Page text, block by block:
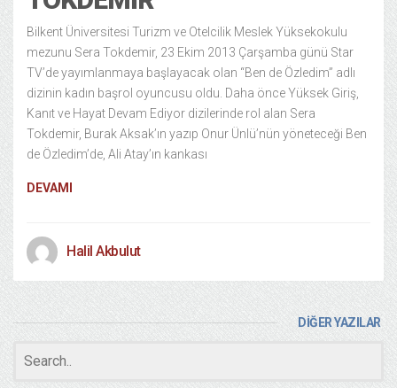
Bilkent Üniversitesi Turizm ve Otelcilik Meslek Yüksekokulu
mezunu Sera Tokdemir, 23 Ekim 2013 Çarşamba günü Star
TV’de yayımlanmaya başlayacak olan “Ben de Özledim” adlı
dizinin kadın başrol oyuncusu oldu. Daha önce Yüksek Giriş,
Kanıt ve Hayat Devam Ediyor dizilerinde rol alan Sera
Tokdemir, Burak Aksak’ın yazıp Onur Ünlü’nün yöneteceği Ben
de Özledim’de, Ali Atay’ın kankası
DEVAMI
Halil Akbulut
DİĞER YAZILAR